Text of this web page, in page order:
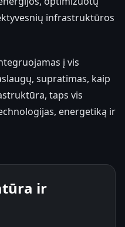
infrastruktūros
į vis
supratimas, kaip
taps vis
energetiką ir
ir